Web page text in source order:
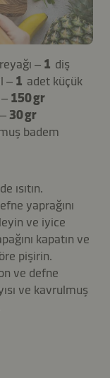
– 1 diş
– 1 adet küçük
150 gr
30 gr
badem
ısıtın.
yaprağını
ve iyice
kapatın ve
pişirin.
ve defne
ve kavrulmuş